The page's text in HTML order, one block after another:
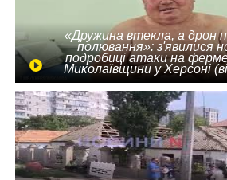
«Дружина втекла, а дрон
полювання»: з'явилися
подробиці атаки на
Миколаївщини у Херсоні